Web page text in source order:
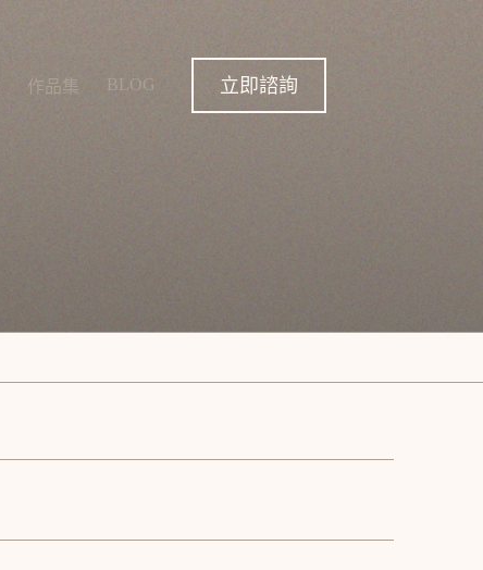
作品集 BLOG 立即諮詢